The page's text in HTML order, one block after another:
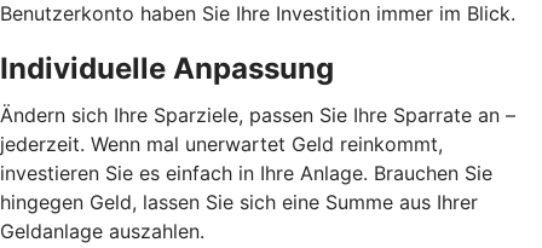
Benutzerkonto haben Sie Ihre Investition immer im Blick.
Individuelle Anpassung
Ändern sich Ihre Sparziele, passen Sie Ihre Sparrate an –
jederzeit. Wenn mal unerwartet Geld reinkommt,
investieren Sie es einfach in Ihre Anlage. Brauchen Sie
hingegen Geld, lassen Sie sich eine Summe aus Ihrer
Geldanlage auszahlen.